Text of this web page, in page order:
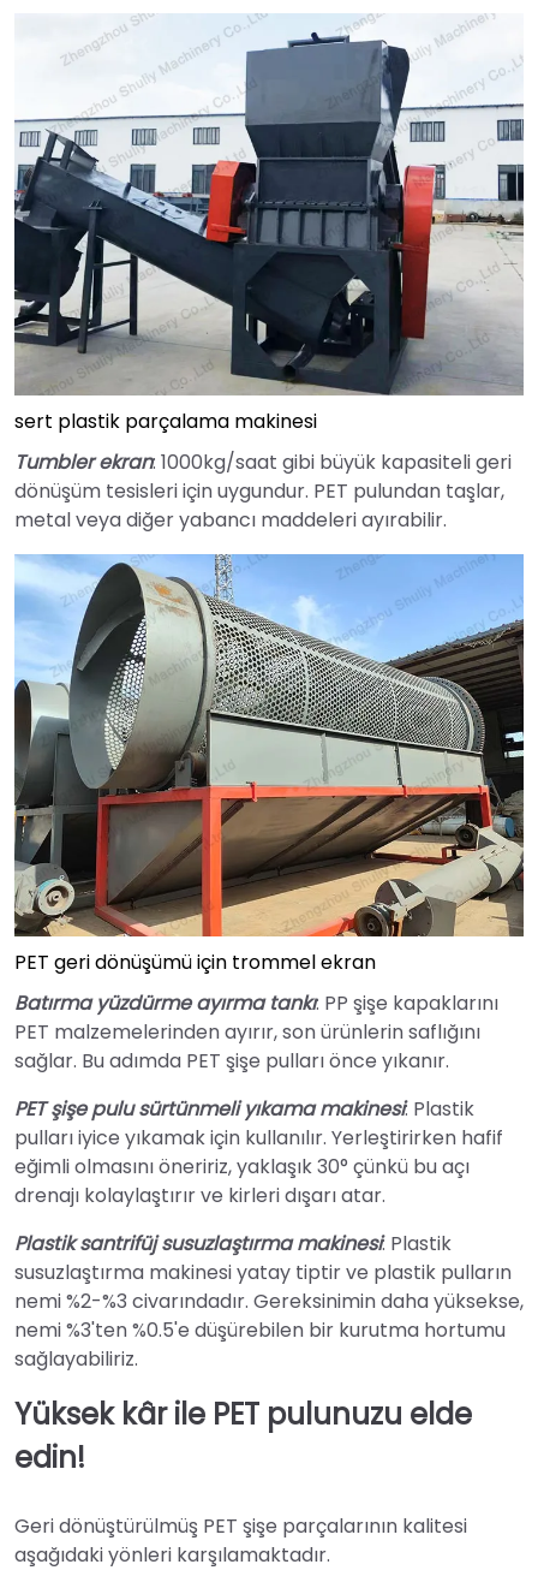
sert plastik parçalama makinesi
Tumbler ekran: 1000kg/saat gibi büyük kapasiteli geri
dönüşüm tesisleri için uygundur. PET pulundan taşlar,
metal veya diğer yabancı maddeleri ayırabilir.
PET geri dönüşümü için trommel ekran
Batırma yüzdürme ayırma tankı: PP şişe kapaklarını
PET malzemelerinden ayırır, son ürünlerin saflığını
sağlar. Bu adımda PET şişe pulları önce yıkanır.
PET şişe pulu sürtünmeli yıkama makinesi: Plastik
pulları iyice yıkamak için kullanılır. Yerleştirirken hafif
eğimli olmasını öneririz, yaklaşık 30° çünkü bu açı
drenajı kolaylaştırır ve kirleri dışarı atar.
Plastik santrifüj susuzlaştırma makinesi: Plastik
susuzlaştırma makinesi yatay tiptir ve plastik pulların
nemi %2-%3 civarındadır. Gereksinimin daha yüksekse,
nemi %3'ten %0.5'e düşürebilen bir kurutma hortumu
sağlayabiliriz.
Yüksek kâr ile PET pulunuzu elde
edin!
Geri dönüştürülmüş PET şişe parçalarının kalitesi
aşağıdaki yönleri karşılamaktadır.